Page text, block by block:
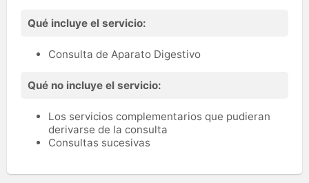
Qué incluye el servicio:
Consulta de Aparato Digestivo
Qué no incluye el servicio:
Los servicios complementarios que pudieran
derivarse de la consulta
Consultas sucesivas